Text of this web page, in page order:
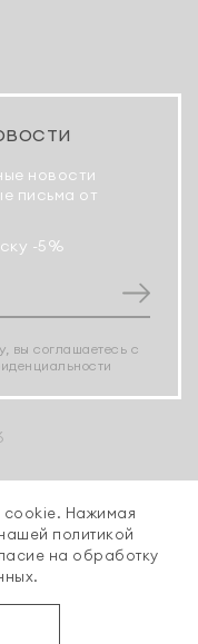
новости
письма от
-5%
вы соглашаетесь с
cookie. Нажимая
политикой
на обработку